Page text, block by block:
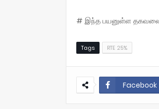
# இந்த பயனுள்ள தகவலை
Tags RTE 25%
Facebook